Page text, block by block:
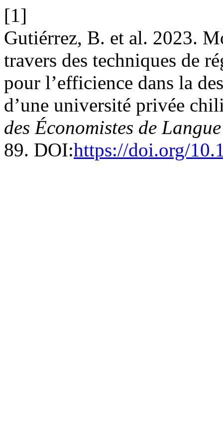
[1]
Gutiérrez, B. et al. 2023.
travers des techniques de
pour l’efficience dans la
d’une université privée
des Économistes de
89. DOI:https://doi.org/